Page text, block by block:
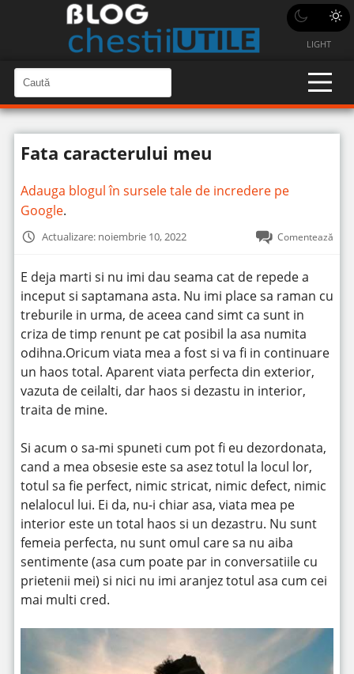
LIGHT
a
u
t
n
C
a
u
î
n
t
Fata caracterului meu
Adauga blogul în sursele tale de incredere pe
Google.
Actualizare: noiembrie 10, 2022 Comentează
E deja marti si nu imi dau seama cat de repede a
inceput si saptamana asta. Nu imi place sa raman cu
treburile in urma, de aceea cand simt ca sunt in
criza de timp renunt pe cat posibil la asa numita
odihna.Oricum viata mea a fost si va fi in continuare
un haos total. Aparent viata perfecta din exterior,
vazuta de ceilalti, dar haos si dezastu in interior,
traita de mine.
Si acum o sa-mi spuneti cum pot fi eu dezordonata,
cand a mea obsesie este sa asez totul la locul lor,
totul sa fie perfect, nimic stricat, nimic defect, nimic
nelalocul lui. Ei da, nu-i chiar asa, viata mea pe
interior este un total haos si un dezastru. Nu sunt
femeia perfecta, nu sunt omul care sa nu aiba
sentimente (asa cum poate par in conversatiile cu
prietenii mei) si nici nu imi aranjez totul asa cum cei
mai multi cred.